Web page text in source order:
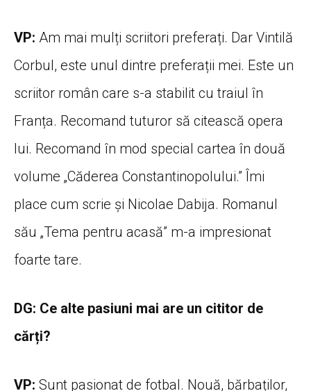
VP: Am mai mulți scriitori preferați. Dar Vintilă
Corbul, este unul dintre preferații mei. Este un
scriitor român care s-a stabilit cu traiul în
Franța. Recomand tuturor să citească opera
lui. Recomand în mod special cartea în două
volume „Căderea Constantinopolului.” Îmi
place cum scrie și Nicolae Dabija. Romanul
său „Tema pentru acasă” m-a impresionat
foarte tare.
DG: Ce alte pasiuni mai are un cititor de
cărți?
VP: Sunt pasionat de fotbal. Nouă, bărbaților,